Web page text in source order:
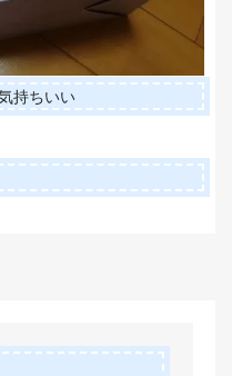
持ちいい